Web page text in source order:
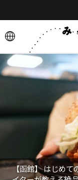
【函館】 はじめて